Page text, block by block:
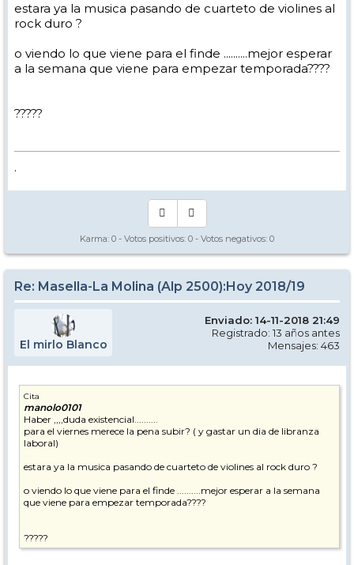
estara ya la musica pasando de cuarteto de violines al
rock duro ?
o viendo lo que viene para el finde ..........mejor esperar
a la semana que viene para empezar temporada????
?????
.
Karma: 0 - Votos positivos: 0 - Votos negativos: 0
Re: Masella-La Molina (Alp 2500):Hoy 2018/19
El mirlo Blanco
Enviado: 14-11-2018 21:49
Registrado: 13 años antes
Mensajes: 463
Cita
manolo0101
Haber ,,,,duda existencial..........
para el viernes merece la pena subir? ( y gastar un dia de libranza
laboral)
estara ya la musica pasando de cuarteto de violines al rock duro ?
o viendo lo que viene para el finde ..........mejor esperar a la semana
que viene para empezar temporada????
?????